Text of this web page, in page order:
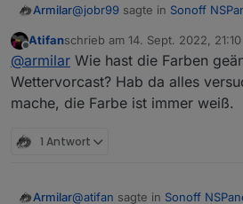
Armilar@jobr99 sagte in Sonoff
@armilar Der timeout bzw.
kommt ja von der
Backend nicht viel dran
der counter für den timeout
Sehe mir grad die Farben an...
Offline
Atifanschrieb am 14. Sept. 2022, 21:10
zuletzt editiert von
@armilar Wie hast die Farben
Wettervorcast? Hab da alles
mache, die Farbe ist immer weiß.
1 Antwort
Armilar@atifan sagte in Sonoff